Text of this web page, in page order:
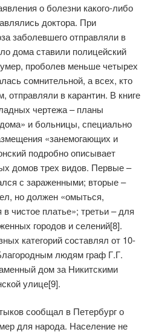
о болезни какого-либо
доктора. При
заболевшего отправляли в
дома ставили полицейский
проболев меньше четырех
сомнительной, а всех, кто
отправляли в карантин. В книге
чертежа – планы
и больницы, специально
«занемогающих и
подробно описывает
домов трех видов. Первые –
с зараженными; вторые –
но должен «омыться,
в чистое платье»; третьи – для
городов и селений[8].
категорий составлял от 10-
людям граф Г.Г.
дом за Никитскими
улице[9].
сообщал в Петербург о
для народа. Население не